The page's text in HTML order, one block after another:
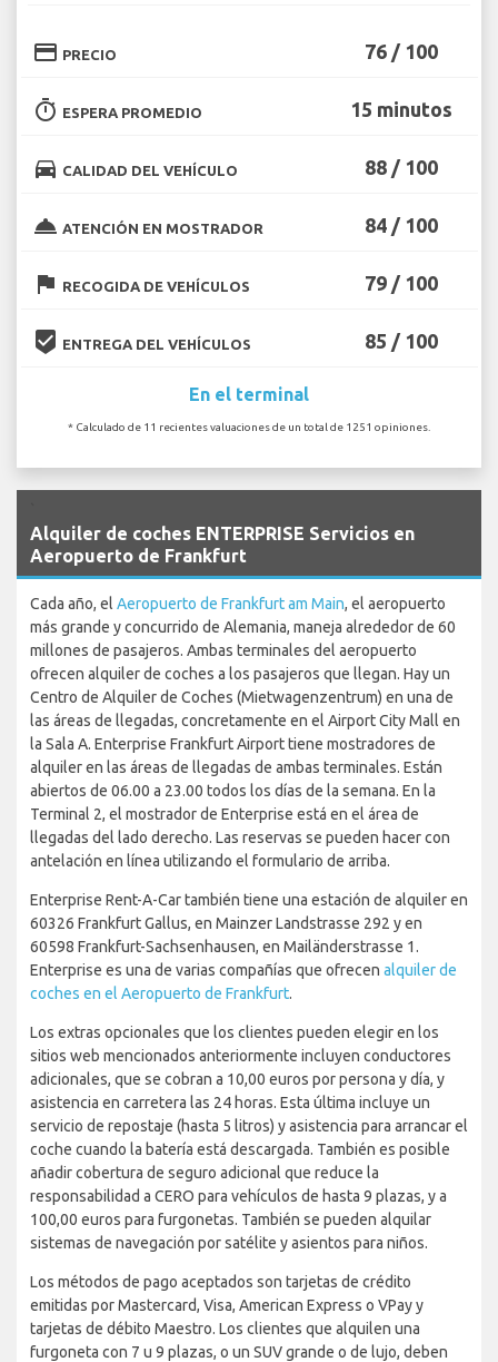
credit_card PRECIO 76 / 100
timer ESPERA PROMEDIO 15 minutos
directions_car CALIDAD DEL VEHÍCULO 88 / 100
room_service ATENCIÓN EN MOSTRADOR 84 / 100
flag RECOGIDA DE VEHÍCULOS 79 / 100
beenhere ENTREGA DEL VEHÍCULOS 85 / 100
En el terminal
* Calculado de 11 recientes valuaciones de un total de 1251 opiniones.
Alquiler de coches ENTERPRISE Servicios en
Aeropuerto de Frankfurt
Cada año, el Aeropuerto de Frankfurt am Main, el aeropuerto
más grande y concurrido de Alemania, maneja alrededor de 60
millones de pasajeros. Ambas terminales del aeropuerto
ofrecen alquiler de coches a los pasajeros que llegan. Hay un
Centro de Alquiler de Coches (Mietwagenzentrum) en una de
las áreas de llegadas, concretamente en el Airport City Mall en
la Sala A. Enterprise Frankfurt Airport tiene mostradores de
alquiler en las áreas de llegadas de ambas terminales. Están
abiertos de 06.00 a 23.00 todos los días de la semana. En la
Terminal 2, el mostrador de Enterprise está en el área de
llegadas del lado derecho. Las reservas se pueden hacer con
antelación en línea utilizando el formulario de arriba.
Enterprise Rent-A-Car también tiene una estación de alquiler en
60326 Frankfurt Gallus, en Mainzer Landstrasse 292 y en
60598 Frankfurt-Sachsenhausen, en Mailänderstrasse 1.
Enterprise es una de varias compañías que ofrecen alquiler de
coches en el Aeropuerto de Frankfurt.
Los extras opcionales que los clientes pueden elegir en los
sitios web mencionados anteriormente incluyen conductores
adicionales, que se cobran a 10,00 euros por persona y día, y
asistencia en carretera las 24 horas. Esta última incluye un
servicio de repostaje (hasta 5 litros) y asistencia para arrancar el
coche cuando la batería está descargada. También es posible
añadir cobertura de seguro adicional que reduce la
responsabilidad a CERO para vehículos de hasta 9 plazas, y a
100,00 euros para furgonetas. También se pueden alquilar
sistemas de navegación por satélite y asientos para niños.
Los métodos de pago aceptados son tarjetas de crédito
emitidas por Mastercard, Visa, American Express o VPay y
tarjetas de débito Maestro. Los clientes que alquilen una
furgoneta con 7 u 9 plazas, o un SUV grande o de lujo, deben